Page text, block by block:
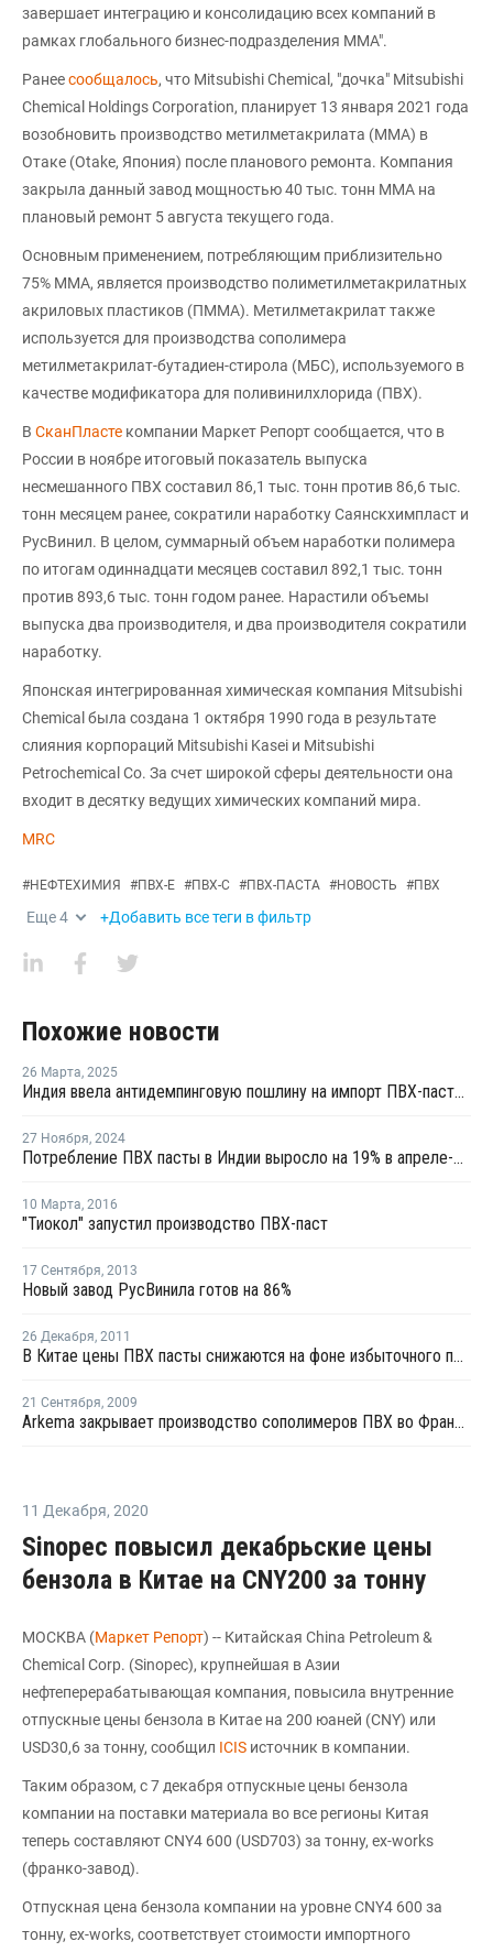
завершает интеграцию и консолидацию всех компаний в
рамках глобального бизнес-подразделения MMA".
Ранеесообщалось, что Mitsubishi Chemical, "дочка" Mitsubishi
Chemical Holdings Corporation, планирует 13 января 2021 года
возобновить производство метилметакрилата (ММА) в
Отаке (Otake, Япония) после планового ремонта. Компания
закрыла данный завод мощностью 40 тыс. тонн ММА на
плановый ремонт 5 августа текущего года.
Основным применением, потребляющим приблизительно
75% ММА, является производство полиметилметакрилатных
акриловых пластиков (ПММА). Метилметакрилат также
используется для производства сополимера
метилметакрилат-бутадиен-стирола (МБС), используемого в
качестве модификатора для поливинилхлорида (ПВХ).
В СканПласте компании Маркет Репорт сообщается, что в
России в ноябре итоговый показатель выпуска
несмешанного ПВХ составил 86,1 тыс. тонн против 86,6 тыс.
тонн месяцем ранее, сократили наработку Саянскхимпласт и
РусВинил. В целом, суммарный объем наработки полимера
по итогам одиннадцати месяцев составил 892,1 тыс. тонн
против 893,6 тыс. тонн годом ранее. Нарастили объемы
выпуска два производителя, и два производителя сократили
наработку.
Японская интегрированная химическая компания Mitsubishi
Chemical была создана 1 октября 1990 года в результате
слияния корпораций Mitsubishi Kasei и Mitsubishi
Petrochemical Co. За счет широкой сферы деятельности она
входит в десятку ведущих химических компаний мира.
MRC
#НЕФТЕХИМИЯ #ПВХ-Е #ПВХ-С #ПВХ-ПАСТА #НОВОСТЬ #ПВХ
Еще4 +Добавить все теги в фильтр
Похожие новости
26 Марта, 2025
Индия ввела антидемпинговую пошлину на импорт ПВХ-пасты из Китая и пяти других стран
27 Ноября, 2024
Потребление ПВХ пасты в Индии выросло на 19% в апреле-сентябре
10 Марта, 2016
"Тиокол" запустил производство ПВХ-паст
17 Сентября, 2013
Новый завод РусВинила готов на 86%
26 Декабря, 2011
В Китае цены ПВХ пасты снижаются на фоне избыточного предложения
21 Сентября, 2009
Arkema закрывает производство сополимеров ПВХ во Франции
11 Декабря, 2020
Sinopec повысил декабрьские цены
бензола в Китае на CNY200 за тонну
МОСКВА (Маркет Репорт) -- Китайская China Petroleum &
Chemical Corp. (Sinopec), крупнейшая в Азии
нефтеперерабатывающая компания, повысила внутренние
отпускные цены бензола в Китае на 200 юаней (CNY) или
USD30,6 за тонну, сообщил ICIS источник в компании.
Таким образом, с 7 декабря отпускные цены бензола
компании на поставки материала во все регионы Китая
теперь составляют CNY4 600 (USD703) за тонну, ex-works
(франко-завод).
Отпускная цена бензола компании на уровне CNY4 600 за
тонну, ex-works, соответствует стоимости импортного